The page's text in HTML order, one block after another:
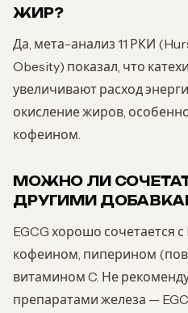
ЖИР?
Да, мета-анализ 11 РКИ
Obesity) показал, что
увеличивают расход
окисление жиров,
кофеином.
МОЖНО ЛИ
ДРУГИМИ
EGCG хорошо сочетается
кофеином, пиперином
витамином C. Не
препаратами железа —